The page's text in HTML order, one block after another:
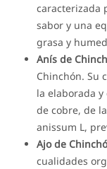
caracterizada
sabor y una
grasa y
Anís de
Chinchón. Su
la elaborada
de cobre, de
anissum L,
Ajo de
cualidades